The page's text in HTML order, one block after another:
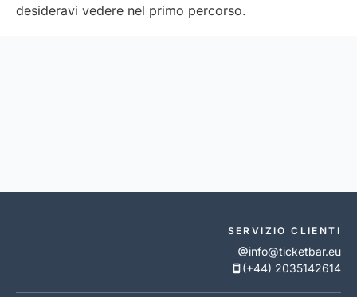
desideravi vedere nel primo percorso.
SERVIZIO CLIENTI
info@ticketbar.eu
(+44) 2035142614